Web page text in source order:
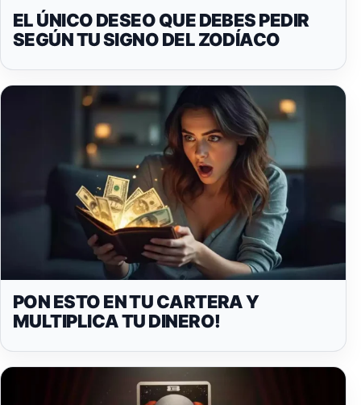
EL ÚNICO DESEO QUE DEBES PEDIR
SEGÚN TU SIGNO DEL ZODÍACO
PON ESTO EN TU CARTERA Y
MULTIPLICA TU DINERO!